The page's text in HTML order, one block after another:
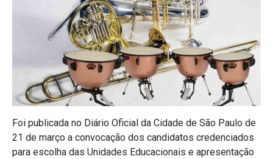
Foi publicada no Diário Oficial da Cidade de São Paulo de
21 de março a convocação dos candidatos credenciados
para escolha das Unidades Educacionais e apresentação